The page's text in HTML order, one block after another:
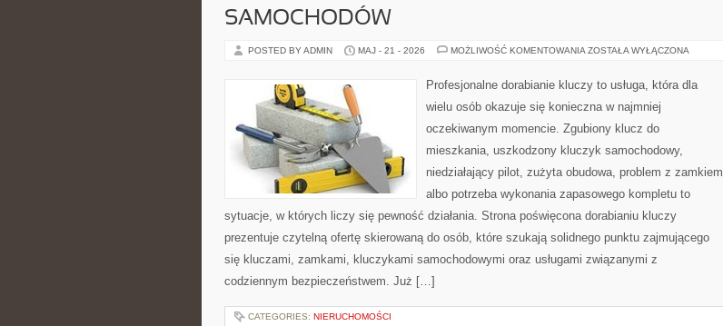
SAMOCHODÓW
POSTED BY ADMIN MAJ - 21 - 2026 MOŻLIWOŚĆ KOMENTOWANIA PRZYSZŁOŚĆ
ZOSTAŁA WYŁĄCZONA
Profesjonalne dorabianie kluczy to usługa, która dla
wielu osób okazuje się konieczna w najmniej
oczekiwanym momencie. Zgubiony klucz do
mieszkania, uszkodzony kluczyk samochodowy,
niedziałający pilot, zużyta obudowa, problem z zamkiem
albo potrzeba wykonania zapasowego kompletu to
sytuacje, w których liczy się pewność działania. Strona poświęcona dorabianiu kluczy
prezentuje czytelną ofertę skierowaną do osób, które szukają solidnego punktu zajmującego
się kluczami, zamkami, kluczykami samochodowymi oraz usługami związanymi z
codziennym bezpieczeństwem. Już […]
CATEGORIES: NIERUCHOMOŚCI